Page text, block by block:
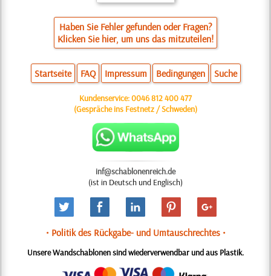
Haben Sie Fehler gefunden oder Fragen?
Klicken Sie hier, um uns das mitzuteilen!
Startseite FAQ Impressum Bedingungen Suche
Kundenservice:0046 812 400 477
(Gespräche ins Festnetz / Schweden)
inf@schablonenreich.de
(ist in Deutsch und Englisch)
• Politik des Rückgabe- und Umtauschrechtes •
Unsere Wandschablonen sind wiederverwendbar und aus Plastik.